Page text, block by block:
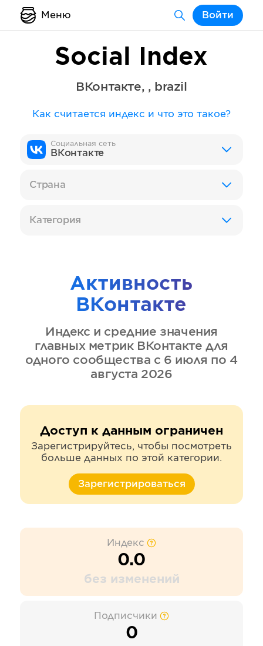
Меню Войти
Social Index
ВКонтакте, , brazil
Как считается индекс и что это такое?
Социальная сеть
ВКонтакте
Страна
Категория
Активность
ВКонтакте
Индекс и средние значения
главных метрик ВКонтакте для
одного сообщества с 6 июля по 4
августа 2026
Доступ к данным ограничен
Зарегистрируйтесь, чтобы посмотреть
больше данных по этой категории.
Зарегистрироваться
Индекс
0.0
без изменений
Подписчики
0